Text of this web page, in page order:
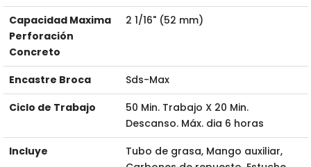
Capacidad Maxima
Perforación
Concreto
2 1/16" (52 mm)
Encastre Broca
Sds-Max
Ciclo de Trabajo
50 Min. Trabajo X 20 Min.
Descanso. Máx. dia 6 horas
Incluye
Tubo de grasa, Mango auxiliar,